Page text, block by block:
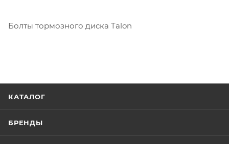
Болты тормозного диска Talon
КАТАЛОГ
БРЕНДЫ